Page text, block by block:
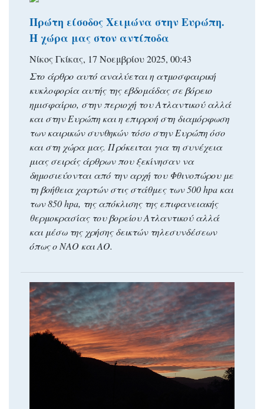
Πρώτη είσοδος Χειμώνα στην Ευρώπη.
Η χώρα μας στον αντίποδα
Νίκος Γκίκας, 17 Νοεμβρίου 2025, 00:43
Στο άρθρο αυτό αναλύεται η ατμοσφαιρική
κυκλοφορία αυτής της εβδομάδας σε βόρειο
ημισφαίριο, στην περιοχή του Ατλαντικού αλλά
και στην Ευρώπη και η επιρροή στη διαμόρφωση
των καιρικών συνθηκών τόσο στην Ευρώπη όσο
και στη χώρα μας. Πρόκειται για τη συνέχεια
μιας σειράς άρθρων που ξεκίνησαν να
δημοσιεύονται από την αρχή του Φθινοπώρου με
τη βοήθεια χαρτών στις στάθμες των 500 hpa και
των 850 hpa, της απόκλισης της επιφανειακής
θερμοκρασίας του βορείου Ατλαντικού αλλά
και μέσω της χρήσης δεικτών τηλεσυνδέσεων
όπως ο ΝΑΟ και ΑΟ.